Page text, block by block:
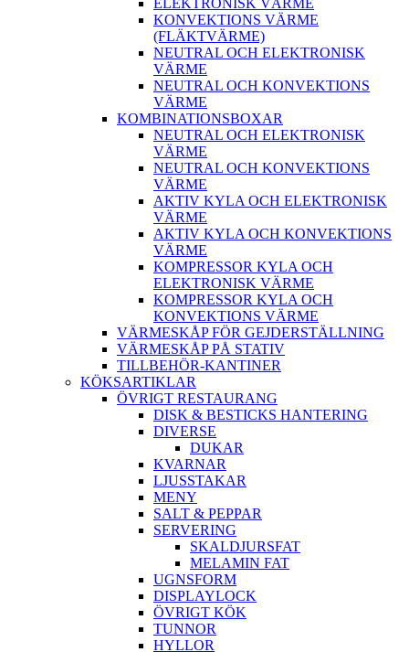
ELEKTRONISK VÄRME
KONVEKTIONS VÄRME
(FLÄKTVÄRME)
NEUTRAL OCH ELEKTRONISK
VÄRME
NEUTRAL OCH KONVEKTIONS
VÄRME
KOMBINATIONSBOXAR
NEUTRAL OCH ELEKTRONISK
VÄRME
NEUTRAL OCH KONVEKTIONS
VÄRME
AKTIV KYLA OCH ELEKTRONISK
VÄRME
AKTIV KYLA OCH KONVEKTIONS
VÄRME
KOMPRESSOR KYLA OCH
ELEKTRONISK VÄRME
KOMPRESSOR KYLA OCH
KONVEKTIONS VÄRME
VÄRMESKÅP FÖR GEJDERSTÄLLNING
VÄRMESKÅP PÅ STATIV
TILLBEHÖR-KANTINER
KÖKSARTIKLAR
ÖVRIGT RESTAURANG
DISK & BESTICKS HANTERING
DIVERSE
DUKAR
KVARNAR
LJUSSTAKAR
MENY
SALT & PEPPAR
SERVERING
SKALDJURSFAT
MELAMIN FAT
UGNSFORM
DISPLAYLOCK
ÖVRIGT KÖK
TUNNOR
HYLLOR